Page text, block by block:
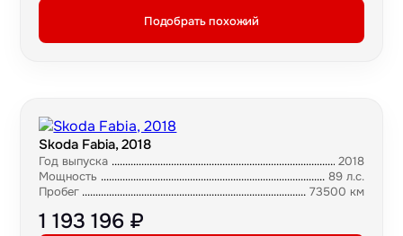
Подобрать похожий
Skoda Fabia, 2018
Год выпуска
2018
Мощность
89 л.с.
Пробег
73500 км
1 193 196 ₽